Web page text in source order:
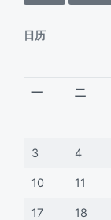
日历
一 二
3 4
10 11
17 18